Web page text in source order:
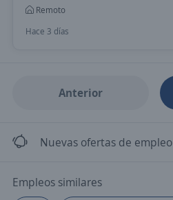
Remoto
Hace 3 días
Anterior
Nuevas ofertas de empleo
Empleos similares